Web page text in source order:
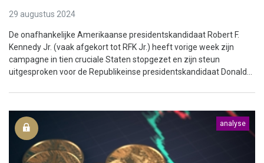
29 augustus 2024
De onafhankelijke Amerikaanse presidentskandidaat Robert F.
Kennedy Jr. (vaak afgekort tot RFK Jr.) heeft vorige week zijn
campagne in tien cruciale Staten stopgezet en zijn steun
uitgesproken voor de Republikeinse presidentskandidaat Donald...
analyse